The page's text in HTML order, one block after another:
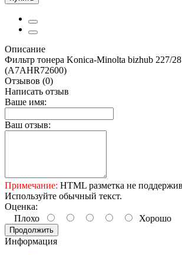
Описание
Фильтр тонера Konica-Minolta bizhub 227/
(A7AHR72600)
Отзывов (0)
Написать отзыв
Ваше имя:
Ваш отзыв:
Примечание: HTML разметка не
Используйте обычный текст.
Оценка:
Плохо
Хорошо
Продолжить
Информация